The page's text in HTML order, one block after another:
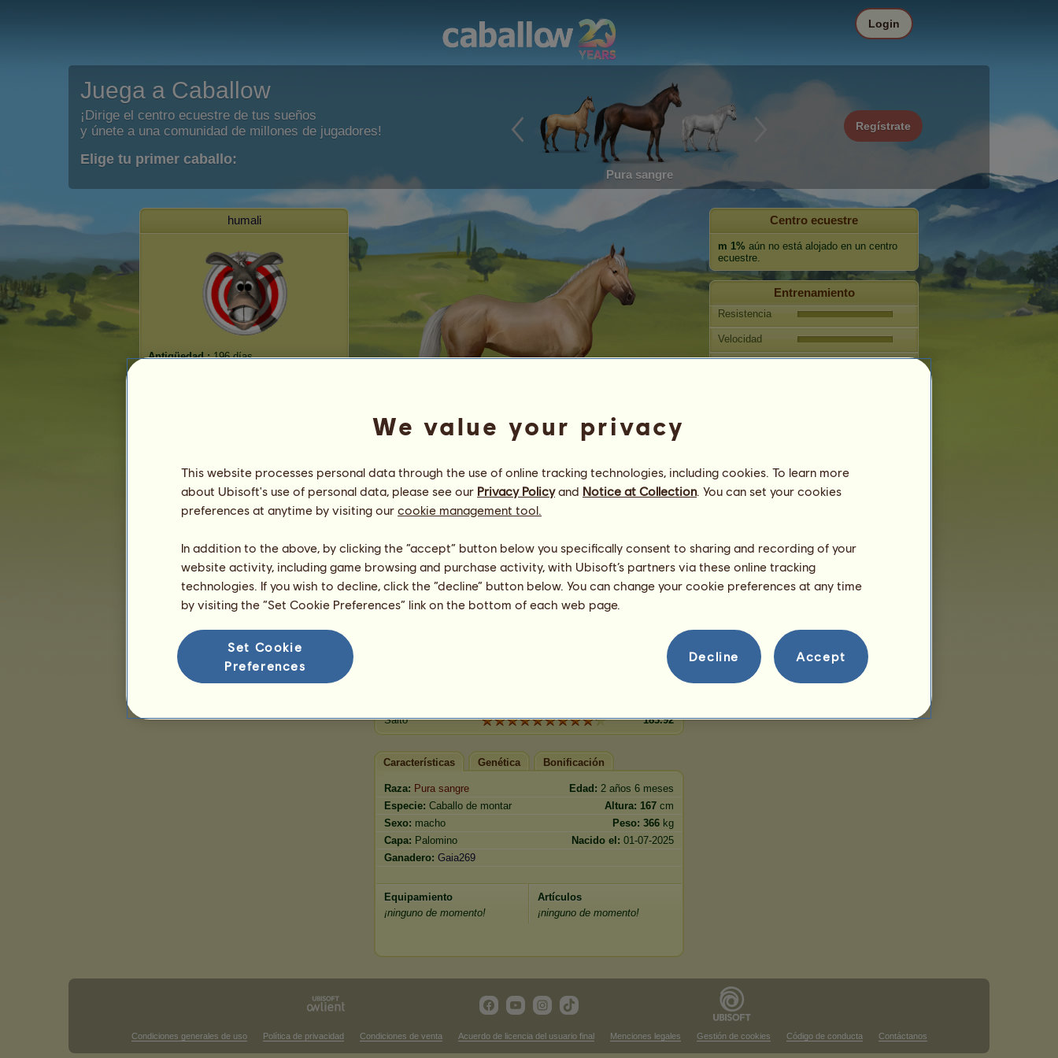
Juega a Caballow
¡Dirige el centro ecuestre de tus sueños
y únete a una comunidad de millones de jugadores!
Elige tu primer caballo:
Pura sangre
Regístrate
Login
humali
Antigüedad :196 días
La clasificación general
Clasificación de la raza
de Colores en el Viento
Energía 26%
Salud
247.74
267.13
Salto
183.92
Características Genética Bonificación
Raza: Pura sangre Edad: 2 años 6 meses
Especie: Caballo de montar Altura: 167 cm
Sexo: macho Peso: 366 kg
Capa: Palomino Nacido el: 01-07-2025
Ganadero: Gaia269
Equipamiento
¡ninguno de momento!
Artículos
¡ninguno de momento!
Centro ecuestre
m 1% aún no está alojado en un centro
ecuestre.
Entrenamiento
Resistencia
Velocidad
Reproducción
Árbol Genealógico
Descendientes
Condiciones generales de uso Política de privacidad Condiciones de venta Acuerdo de licencia del usuario final Menciones legales Gestión de cookies Código de conducta Contáctanos
We value your privacy
This website processes personal data through the use of online tracking technologies, including cookies. To learn more
about Ubisoft's use of personal data, please see our Privacy Policyand Notice at Collection. You can set your cookies
preferences at anytime by visiting our cookie management tool.
In addition to the above, by clicking the “accept” button below you specifically consent to sharing and recording of your
website activity, including game browsing and purchase activity, with Ubisoft’s partners via these online tracking
technologies. If you wish to decline, click the “decline” button below. You can change your cookie preferences at any time
by visiting the “Set Cookie Preferences” link on the bottom of each web page.
Set Cookie
Preferences
Decline Accept